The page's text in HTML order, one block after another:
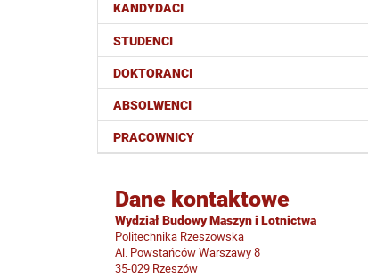
KANDYDACI
STUDENCI
DOKTORANCI
ABSOLWENCI
PRACOWNICY
Dane kontaktowe
Wydział Budowy Maszyn i Lotnictwa
Politechnika Rzeszowska
Al. Powstańców Warszawy 8
35-029 Rzeszów